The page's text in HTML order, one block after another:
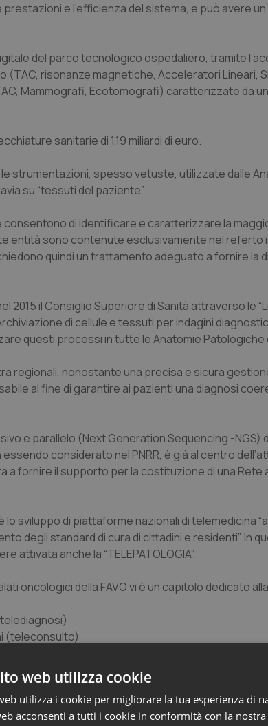
e l'efficienza del sistema, e può avere
del parco tecnologico ospedaliero, tramite
risonanze magnetiche, Acceleratori Lineari,
Mammografi, Ecotomografi) caratterizzate da
sanitarie di 1,19 miliardi di euro.
strumentazioni, spesso vetuste, utilizzate dalle
su “tessuti del paziente”.
di identificare e caratterizzare la
entità sono contenute esclusivamente nel
quindi un trattamento adeguato a fornire la
il Consiglio Superiore di Sanità attraverso le “
di cellule e tessuti per indagini
questi processi in tutte le Anatomie
regionali, nonostante una precisa e sicura
al fine di garantire ai pazienti una diagnosi
e parallelo (Next Generation Sequencing -NGS)
considerato nel PNRR, è già al centro
a fornire il supporto per la costituzione di una
lo sviluppo di piattaforme nazionali di telemedicina
degli standard di cura di cittadini e residenti”. In
attivata anche la “TELEPATOLOGIA”.
oncologici della FAVO vi è un capitolo dedicato
(teleconsulto)
(gruppi multidisciplinari)
(uso sperimentazione clinica)
la trasformazione digitale sia fondamentale
web utilizza cookie
utilizza i cookie per migliorare la tua esperienza di
acconsenti a tutti i cookie in conformità con la